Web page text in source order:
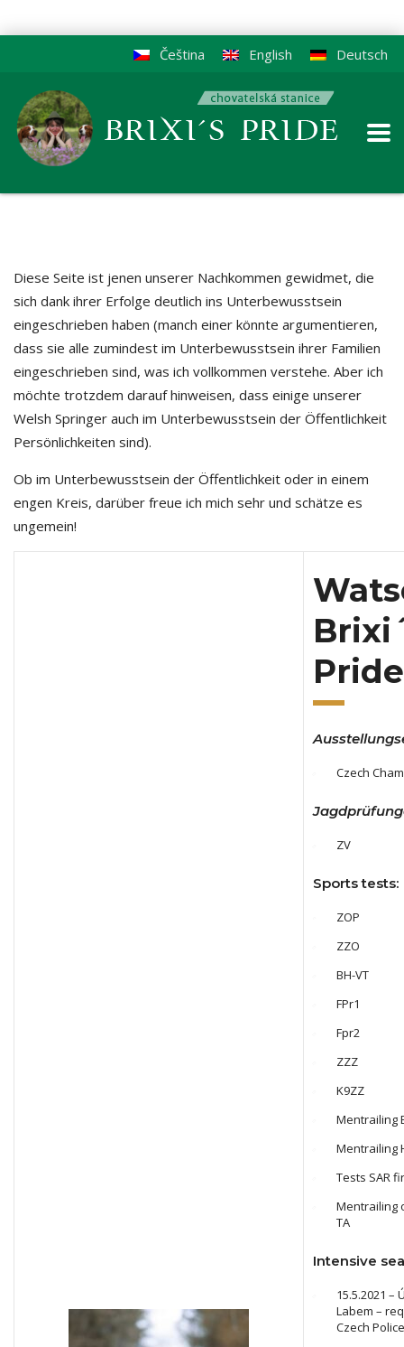
Deutsch
English
Čeština
Diese Seite ist jenen unserer Nachkommen gewidmet, die
sich dank ihrer Erfolge deutlich ins Unterbewusstsein
eingeschrieben haben (manch einer könnte argumentieren,
dass sie alle zumindest im Unterbewusstsein ihrer Familien
eingeschrieben sind, was ich vollkommen verstehe. Aber ich
möchte trotzdem darauf hinweisen, dass einige unserer
Welsh Springer auch im Unterbewusstsein der Öffentlichkeit
Persönlichkeiten sind).
Ob im Unterbewusstsein der Öffentlichkeit oder in einem
engen Kreis, darüber freue ich mich sehr und schätze es
ungemein!
Pride
Czech
ZV
Sports tests:
ZOP
ZZO
BH-VT
FPr1
Fpr2
ZZZ
K9ZZ
Mentrailing
Mentrailing
Tests SAR
Mentrailing
TA
Intensive
15.5.2021 –
Labem –
Czech